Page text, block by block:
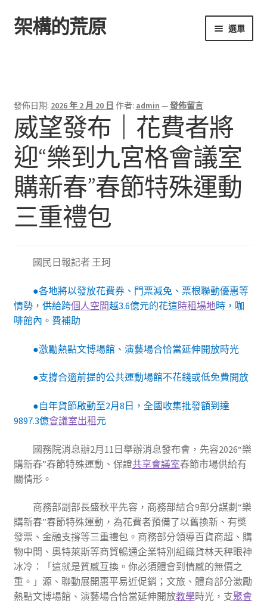
跳
至
跳
至
架構的荒原 選單
發佈日期: 2026 年 2 月 20 日 作者: admin —發佈留言
威望發布｜花費者將
迎“樂到九宮格會議室
購新春”春節特殊運動
三重禮包
國民日報記者 王珂
●各地將以發放花費券、門票減免、票根聯動優惠等
情勢，供給跨個人空間越3.6億元的花這時租場地時，咖
啡館內。費補助
●激勵熱點文博場館、演藝場合恰當延伸開放時光
●支撐合適前提的公共運動場館不花錢或低免費開放
●自年貨節啟動至2月8日，全國收集批發額到達
9897.3億會議室出租 元
國務院消息辦2月11日舉辦消息發布會，先容2026“樂
購新春”春節特殊運動、保證共享會議室春節市場供給有
關情形。
商務部副部長盛秋平先容，商務部結合9部分謀劃“樂
購新春”春節特殊運動，為花費者預備了以舊換新、有獎
發票、金融支撐等三重禮包。商務部分領導百貨商超、購
物中間、奧特萊斯等商貿暢通企業特別組織貨林天秤眼神
冰冷：「這就是質感互換。你必須體會到情感的無價之
重。」源、聯動展開惠平易近促銷；文旅、體育部分激勵
熱點文博場館、演藝場合恰當延伸開放教學時光，支聚會